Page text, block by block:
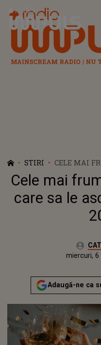
Radio Impuls
STIRI
CELE MAI
LE ASCULȚI
Cele mai
care sa le
Autor:
marți, 6 decembrie 2022
Actualizat:
miercuri, 6
Adaugă-ne ca